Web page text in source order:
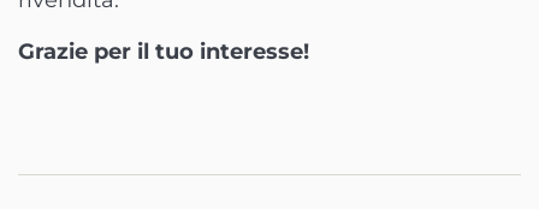
Grazie per il tuo interesse!